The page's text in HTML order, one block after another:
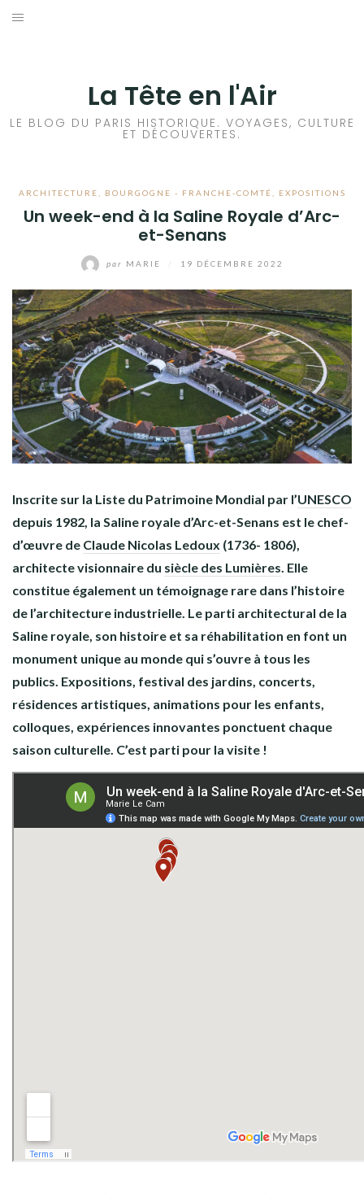
Aller
La Tête en l'Air
LE BLOG DU PARIS HISTORIQUE. VOYAGES, CULTURE
ET DÉCOUVERTES.
ARCHITECTURE BOURGOGNE - FRANCHE-COMTÉ EXPOSITIONS
Un week-end à la Saline Royale d’Arc-
et-Senans
par MARIE 19 DÉCEMBRE 2022
Inscrite sur la Liste du Patrimoine Mondial par l’UNESCO
depuis 1982, la Saline royale d’Arc-et-Senans est le chef-
d’œuvre de Claude Nicolas Ledoux (1736- 1806),
architecte visionnaire du siècle des Lumières. Elle
constitue également un témoignage rare dans l’histoire
de l’architecture industrielle. Le parti architectural de la
Saline royale, son histoire et sa réhabilitation en font un
monument unique au monde qui s’ouvre à tous les
publics. Expositions, festival des jardins, concerts,
résidences artistiques, animations pour les enfants,
colloques, expériences innovantes ponctuent chaque
saison culturelle. C’est parti pour la visite !
HISTOIRES EN ILE DE FRANCE